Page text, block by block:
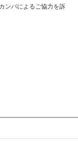
ンパによるご協力を訴